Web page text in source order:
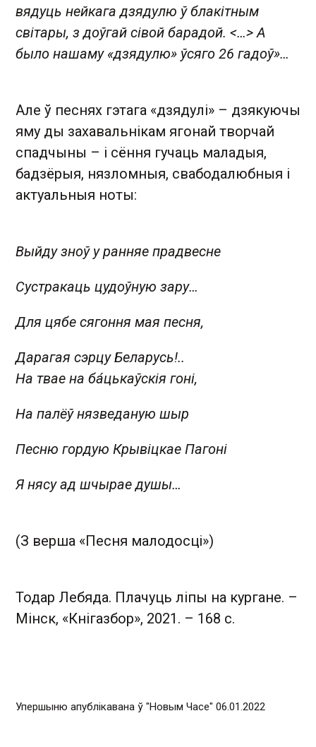
вядуць нейкага дзядулю ў блакітным
світары, з доўгай сівой барадой. <…> А
было нашаму «дзядулю» ўсяго 26 гадоў»…
Але ў песнях гэтага «дзядулі» – дзякуючы
яму ды захавальнікам ягонай творчай
спадчыны – і сёння гучаць маладыя,
бадзёрыя, нязломныя, свабодалюбныя і
актуальныя ноты:
Выйду зноў у ранняе прадвесне
Сустракаць цудоўную зару…
Для цябе сягоння мая песня,
Дарагая сэрцу Беларусь!..
На твае на ба́цькаўскія гоні,
На палёў нязведаную шыр
Песню гордую Крывіцкае Пагоні
Я нясу ад шчырае душы…
(З верша «Песня малодосці»)
Тодар Лебяда. Плачуць ліпы на кургане. –
Мінск, «Кнігазбор», 2021. – 168 с.
Упершыню апублікавана ў "Новым Часе" 06.01.2022